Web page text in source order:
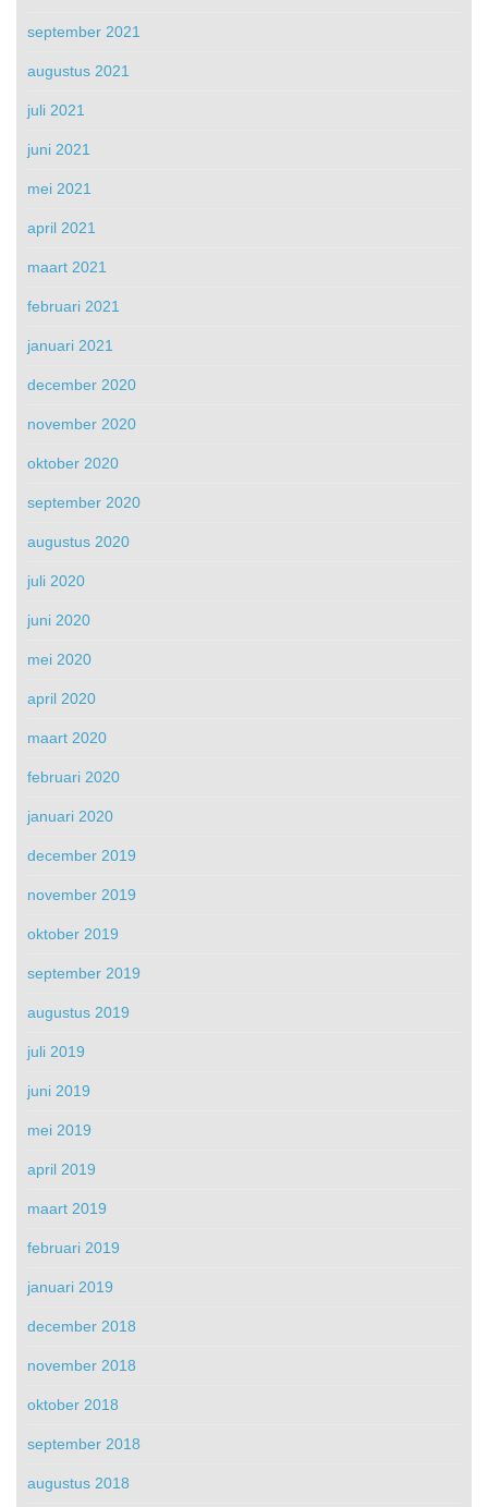
september 2021
augustus 2021
juli 2021
juni 2021
mei 2021
april 2021
maart 2021
februari 2021
januari 2021
december 2020
november 2020
oktober 2020
september 2020
augustus 2020
juli 2020
juni 2020
mei 2020
april 2020
maart 2020
februari 2020
januari 2020
december 2019
november 2019
oktober 2019
september 2019
augustus 2019
juli 2019
juni 2019
mei 2019
april 2019
maart 2019
februari 2019
januari 2019
december 2018
november 2018
oktober 2018
september 2018
augustus 2018